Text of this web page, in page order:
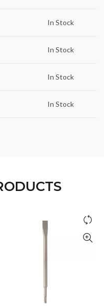
In Stock
In Stock
In Stock
In Stock